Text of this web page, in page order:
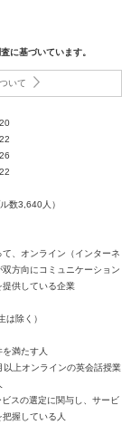
に基づいています。
いて
数3,640人）
、オンライン（インターネ
方向にコミュニケーション
供している企業
は除く）
満たす人
上オンラインの英会話授業
スの選定に関与し、サービ
握している人